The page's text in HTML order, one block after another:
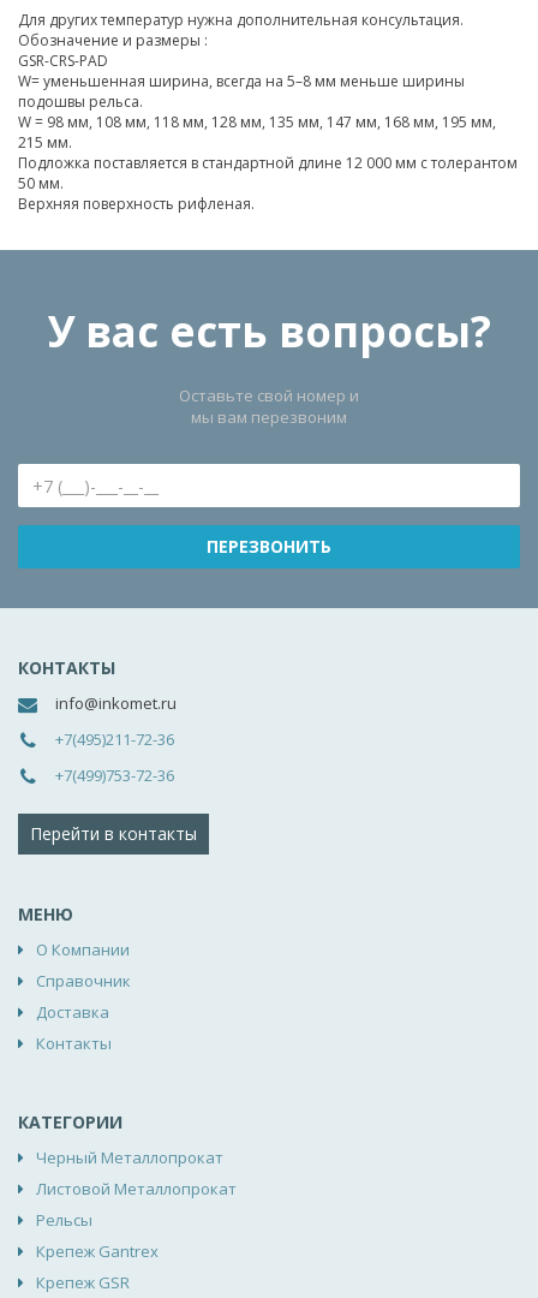
Для других температур нужна дополнительная консультация.
Обозначение и размеры :
GSR-СRS-PAD
W= уменьшенная ширина, всегда на 5–8 мм меньше ширины
подошвы рельса.
W = 98 мм, 108 мм, 118 мм, 128 мм, 135 мм, 147 мм, 168 мм, 195 мм,
215 мм.
Подложка поставляется в стандартной длине 12 000 мм с толерантом
50 мм.
Верхняя поверхность рифленая.
У вас есть вопросы?
Оставьте свой номер и
мы вам перезвоним
КОНТАКТЫ
info@inkomet.ru
+7(495)211-72-36
+7(499)753-72-36
Перейти в контакты
МЕНЮ
О Компании
Справочник
Доставка
Контакты
КАТЕГОРИИ
Черный Металлопрокат
Листовой Металлопрокат
Рельсы
Крепеж Gantrex
Крепеж GSR